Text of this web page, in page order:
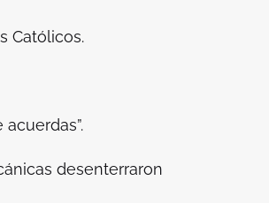
acuerdas”.
desenterraron